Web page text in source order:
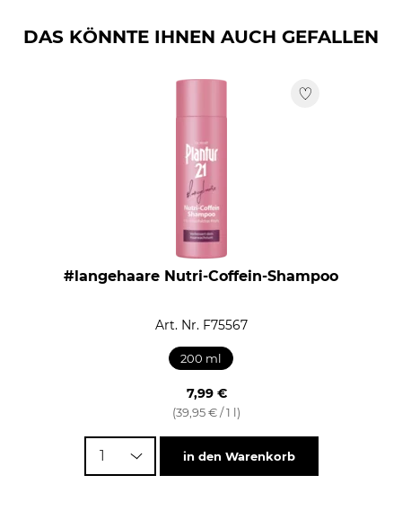
TRIMETHYLCYCLOPENTENYL METHYLISOPENTENOL.
DAS KÖNNTE IHNEN AUCH GEFALLEN
#langehaare Nutri-Coffein-Shampoo
Art. Nr. F75567
200 ml
7,99 €
(39,95 € / 1 l)
1 in den Warenkorb